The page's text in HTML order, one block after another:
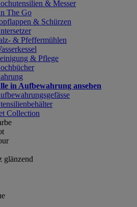
& Messer
The Go
& Schürzen
& Pfeffermühlen
& Pflege
in Aufbewahrung ansehen
Collection
glänzend